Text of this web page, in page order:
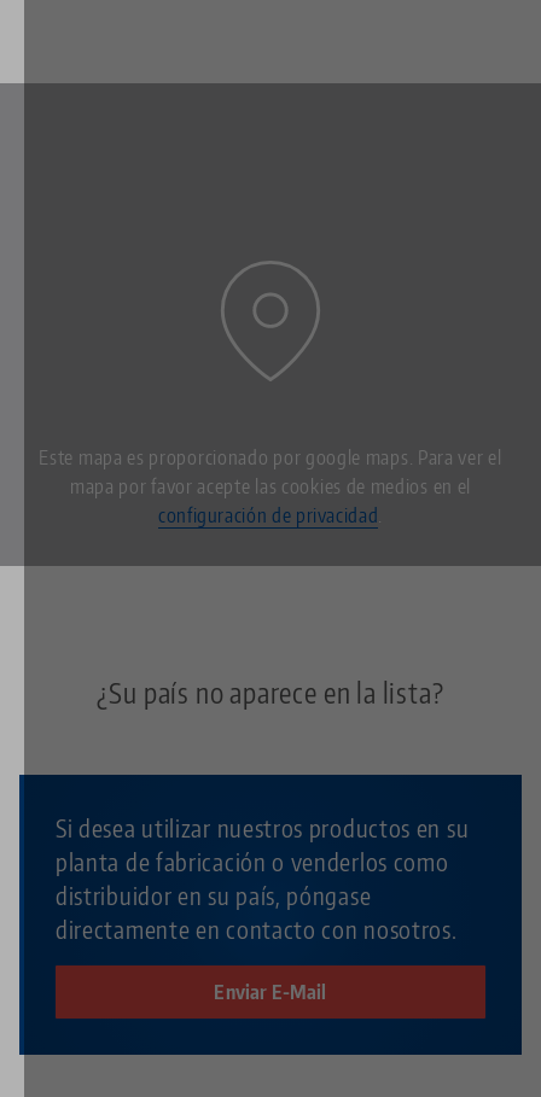
Este mapa es proporcionado por google maps. Para ver el
mapa por favor acepte las cookies de medios en el
configuración de privacidad.
¿Su país no aparece en la lista?
Si desea utilizar nuestros productos en su
planta de fabricación o venderlos como
distribuidor en su país, póngase
directamente en contacto con nosotros.
Enviar E-Mail